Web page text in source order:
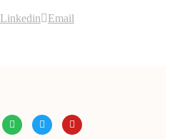
Linkedin Email